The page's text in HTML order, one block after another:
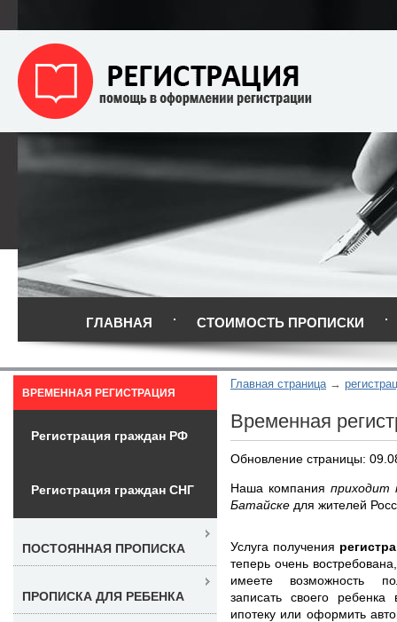
ГЛАВНАЯ СТОИМОСТЬ ПРОПИСКИ
Главная страница
Временная
Обновление страницы:
Наша компанияприходит
Батайске для жителей
Услуга получения
теперь очень
имеете возможность
записать своего
ипотеку или оформить
ВРЕМЕННАЯ РЕГИСТРАЦИЯ
Регистрация граждан РФ
Регистрация граждан СНГ
ПОСТОЯННАЯ ПРОПИСКА
ПРОПИСКА ДЛЯ РЕБЕНКА